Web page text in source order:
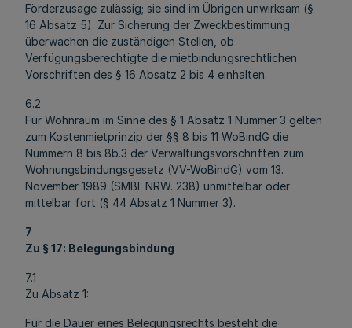
Förderzusage zulässig; sie sind im Übrigen unwirksam (§
16 Absatz 5). Zur Sicherung der Zweckbestimmung
überwachen die zuständigen Stellen, ob
Verfügungsberechtigte die mietbindungsrechtlichen
Vorschriften des § 16 Absatz 2 bis 4 einhalten.
6.2
Für Wohnraum im Sinne des § 1 Absatz 1 Nummer 3 gelten
zum Kostenmietprinzip der §§ 8 bis 11 WoBindG die
Nummern 8 bis 8b.3 der Verwaltungsvorschriften zum
Wohnungsbindungsgesetz (VV-WoBindG) vom 13.
November 1989 (SMBl. NRW. 238) unmittelbar oder
mittelbar fort (§ 44 Absatz 1 Nummer 3).
7
Zu § 17: Belegungsbindung
7.1
Zu Absatz 1:
Für die Dauer eines Belegungsrechts besteht die